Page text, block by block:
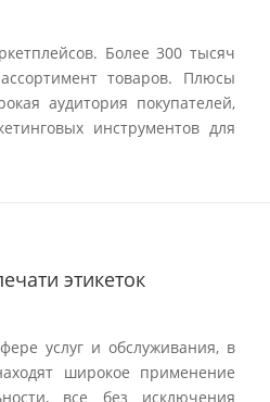
Более 300 тысяч
товаров. Плюсы
аудитория покупателей,
инструментов для
этикеток
услуг и обслуживания, в
широкое применение
все без исключения